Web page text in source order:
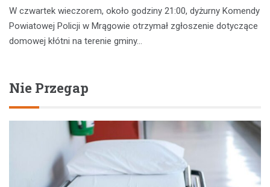
W czwartek wieczorem, około godziny 21:00, dyżurny Komendy
Powiatowej Policji w Mrągowie otrzymał zgłoszenie dotyczące
domowej kłótni na terenie gminy…
Nie Przegap